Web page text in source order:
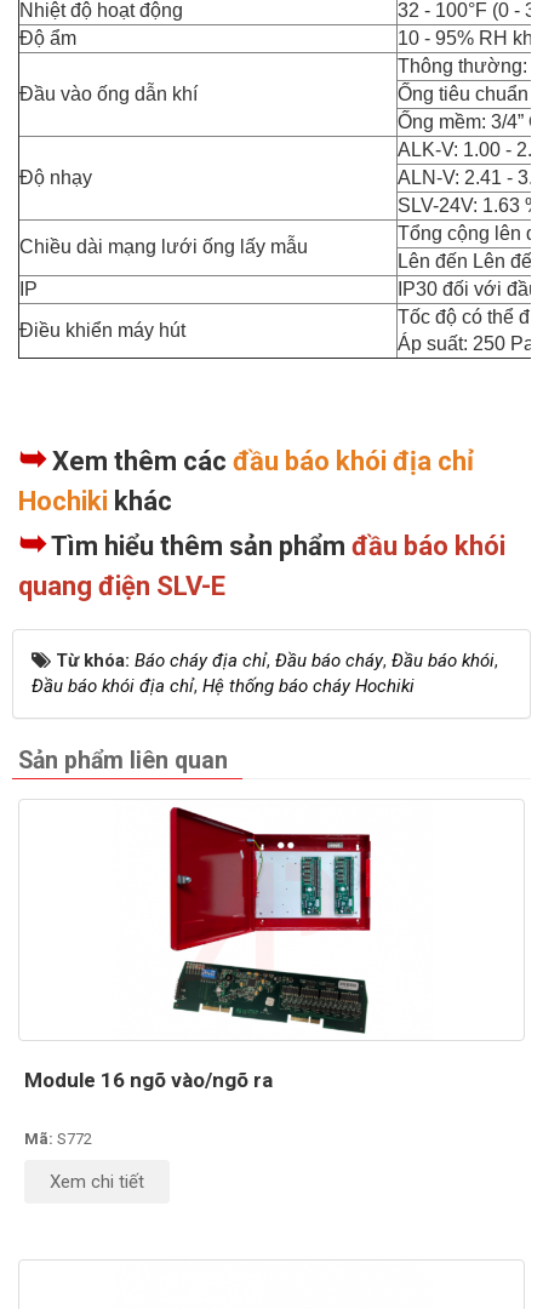
Nhiệt độ hoạt động
32 - 100°F (0 -
Độ ẩm
10 - 95% RH
Đầu vào ống dẫn khí
Thông thường:
Ống tiêu chuẩn
Ống mềm: 3/4”
Độ nhạy
ALK-V: 1.00 -
ALN-V: 2.41 -
SLV-24V: 1.63
Chiều dài mạng lưới ống lấy mẫu
Tổng cộng lên
Lên đến Lên
IP
IP30 đối với
Điều khiển máy hút
Tốc độ có thể
Áp suất: 250 Pa
➥Xem thêm các đầu báo khói địa chỉ
Hochiki khác
➥Tìm hiểu thêm sản phẩm đầu báo khói
quang điện SLV-E
Từ khóa: Báo cháy địa chỉ, Đầu báo cháy, Đầu báo khói,
Đầu báo khói địa chỉ, Hệ thống báo cháy Hochiki
Sản phẩm liên quan
Module 16 ngõ vào/ngõ ra
Mã: S772
Xem chi tiết